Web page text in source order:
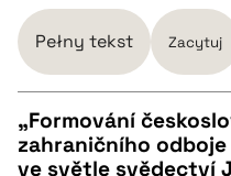
Pełny tekst Zacytuj
CZYSTY TEKST
„Formování
zahraničního
ve světle svědectví